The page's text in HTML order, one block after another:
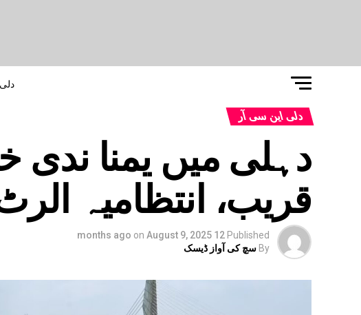
دلی این سی آر
دہلی میں یمنا
قریب، انتظامیہ
Published
12 months ago
on August 9, 2025
By سچ کی آواز ڈیسک